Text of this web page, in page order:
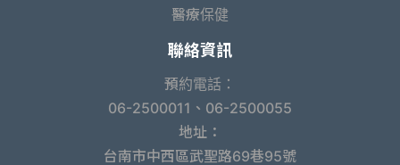
醫療保健
聯絡資訊
預約電話：
06-2500011、06-2500055
地址：
台南市中西區武聖路69巷95號